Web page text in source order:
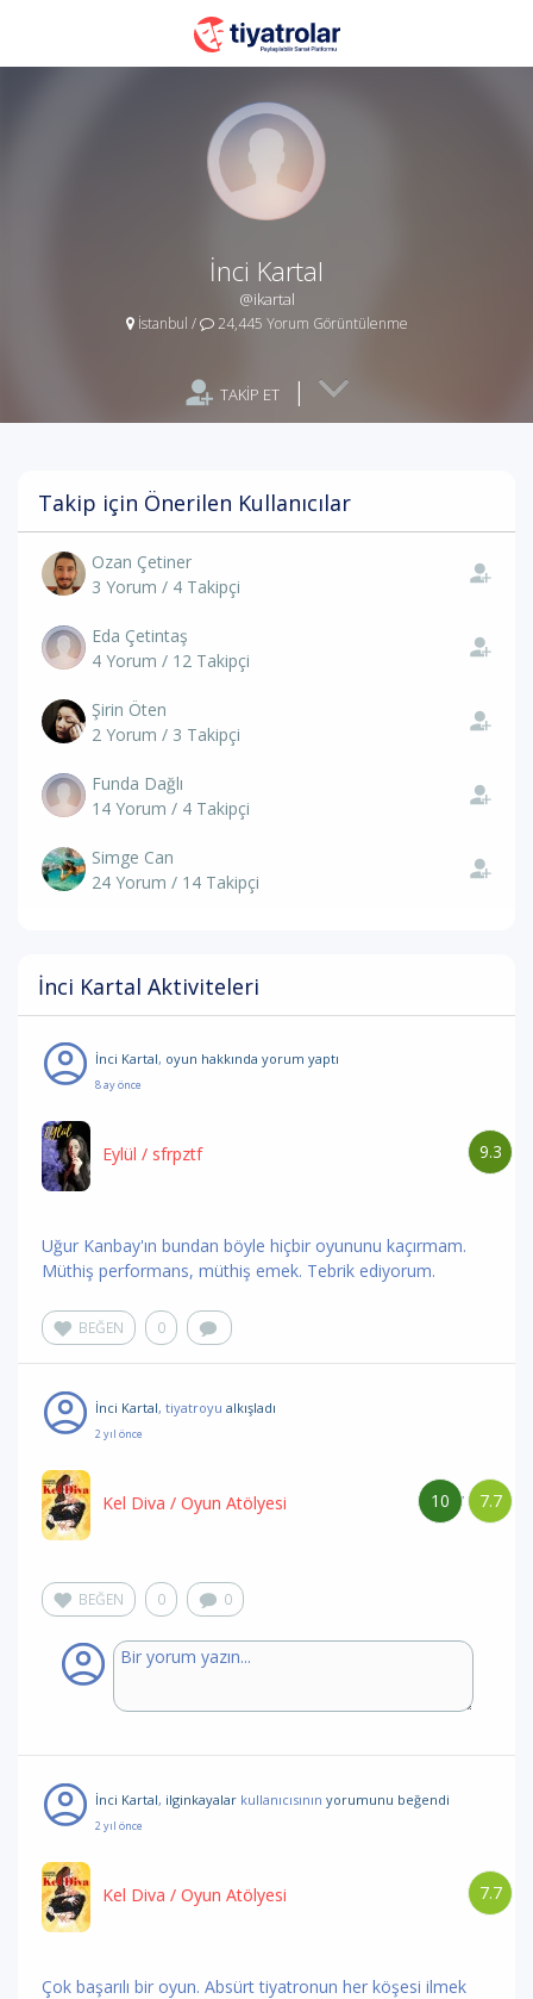
İnci Kartal
@ikartal
İstanbul / 24,445 Yorum Görüntülenme
TAKİP ET |
Takip için Önerilen Kullanıcılar
Ozan Çetiner
3 Yorum / 4 Takipçi
Eda Çetintaş
4 Yorum / 12 Takipçi
Şirin Öten
2 Yorum / 3 Takipçi
Funda Dağlı
14 Yorum / 4 Takipçi
Simge Can
24 Yorum / 14 Takipçi
İnci Kartal Aktiviteleri
İnci Kartal, oyun hakkında yorum yaptı
8 ay önce
9.3
Eylül / sfrpztf
Uğur Kanbay'ın bundan böyle hiçbir oyununu kaçırmam.
Müthiş performans, müthiş emek. Tebrik ediyorum.
BEĞEN 0
İnci Kartal, tiyatroyu alkışladı
2 yıl önce
7.7
/
10
Kel Diva / Oyun Atölyesi
BEĞEN 0 0
İnci Kartal, ilginkayalar kullanıcısının yorumunu beğendi
2 yıl önce
7.7
Kel Diva / Oyun Atölyesi
Çok başarılı bir oyun. Absürt tiyatronun her köşesi ilmek